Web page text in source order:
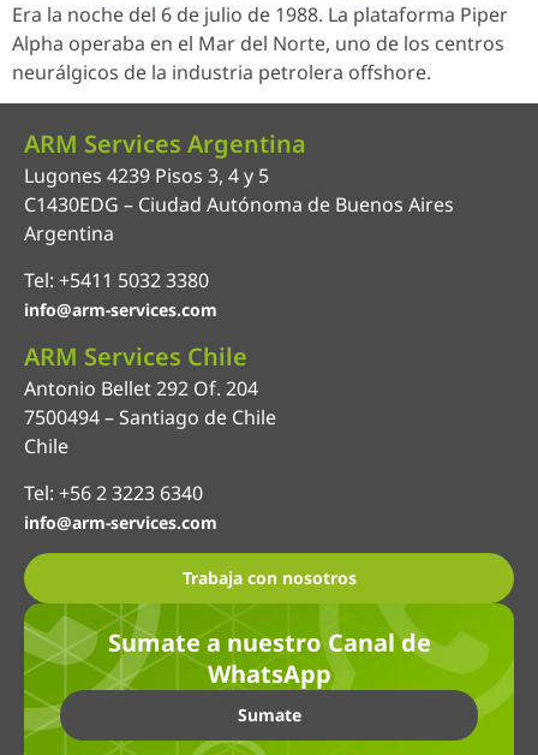
Era la noche del 6 de julio de 1988. La plataforma Piper
Alpha operaba en el Mar del Norte, uno de los centros
neurálgicos de la industria petrolera offshore.
ARM Services Argentina
Lugones 4239 Pisos 3, 4 y 5
C1430EDG – Ciudad Autónoma de Buenos Aires
Argentina
Tel: +5411 5032 3380
info@arm-services.com
ARM Services Chile
Antonio Bellet 292 Of. 204
7500494 – Santiago de Chile
Chile
Tel: +56 2 3223 6340
info@arm-services.com
Trabaja con nosotros
Sumate a nuestro Canal de
WhatsApp
Sumate